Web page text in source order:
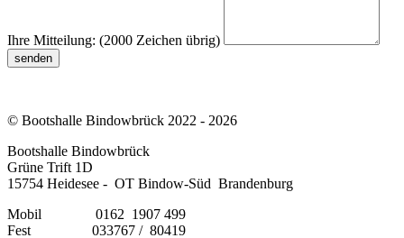
Ihre Mitteilung: (2000 Zeichen übrig)
senden
© Bootshalle Bindowbrück 2022 - 2026
Bootshalle Bindowbrück
Grüne Trift 1D
15754 Heidesee - OT Bindow-Süd Brandenburg
Mobil 0162 1907 499
Fest 033767 / 80419